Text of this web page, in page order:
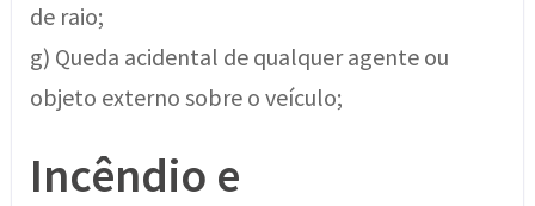
de raio;
g) Queda acidental de qualquer agente ou
objeto externo sobre o veículo;
Incêndio e